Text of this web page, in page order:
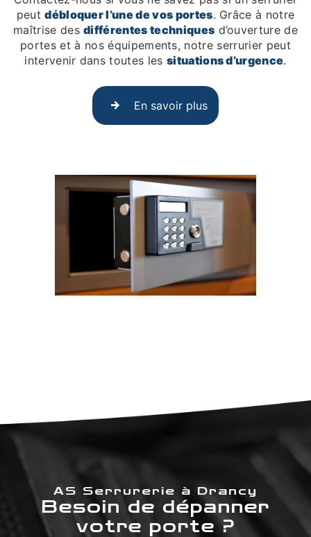
peutdébloquer l’une de vos portes. Grâce à notre
maîtrise desdifférentes techniques d’ouverture de
portes et à nos équipements, notre serrurier peut
intervenir dans toutes les situations d’urgence.
En savoir plus
AS Serrurerie à Drancy
Besoin de dépanner
votre porte ?